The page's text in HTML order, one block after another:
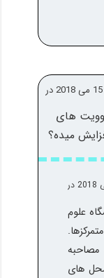
15 می 2018 در
های
میده؟
علوم
مصاحبه
های